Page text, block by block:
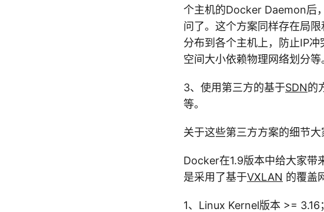
个主机的Docker Daemon后
问了。这个方案同样存在局
分布到各个主机上，防止IP
空间大小依赖物理网络划分等
3、使用第三方的基于SDN的
等。
关于这些第三方方案的细节大
Docker在1.9版本中给大家带
是采用了基于VXLAN 的覆盖
1、Linux Kernel版本 >= 3.16；